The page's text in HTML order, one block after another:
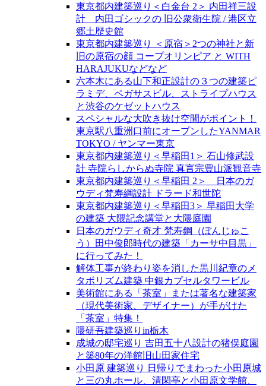
東京都内建築巡り＜白金台 2＞ 内田祥三設
計 内田ゴシックの 旧公衆衛生院 / 港区立
郷土歴史館
東京都内建築巡り ＜原宿＞2つの神社と新
旧の原宿の顔 コープオリンピア と WITH
HARAJUKUなどなど
六本木にある山下和正設計の３つの建築ピ
ラミデ、ペガサスビル、ストライプハウス
と渋谷のケゼットハウス
スペシャルな大吹き抜け空間がポイント！
東京駅八重洲口前にオープンしたYANMAR
TOKYO / ヤンマー東京
東京都内建築巡り＜早稲田1＞ 石山修武設
計 寺院らしからぬ寺院 真言宗豊山派観音寺
東京都内建築巡り＜早稲田 2＞ 日本のガ
ウディ梵寿綱設計 ドラード和世陀
東京都内建築巡り＜早稲田3＞ 早稲田大学
の建築 大隈記念講堂と大隈庭園
日本のガウディ奇才 梵寿鋼（ぼんじゅこ
う）田中俊郎時代の建築「カーサ中目黒」
に行ってみた！
解体工事が終わり姿を消した黒川紀章のメ
タボリズム建築 中銀カプセルタワービル
美術館にある「茶室」または著名な建築家
（現代美術家、デザイナー）が手がけた
「茶室」特集！
隈研吾建築巡りin栃木
成城の邸宅巡り 吉田五十八設計の猪俣庭園
と築80年の洋館旧山田家住宅
小田原 建築巡り 日帰りでまわった小田原城
と三の丸ホール、清閑亭と小田原文学館、